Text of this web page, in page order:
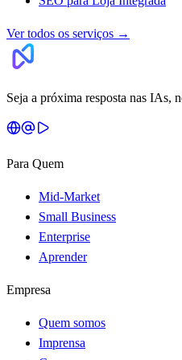
Ver todos os serviços →
Seja a próxima resposta nas IAs,
Para Quem
Mid-Market
Small Business
Enterprise
Aprender
Empresa
Quem somos
Imprensa